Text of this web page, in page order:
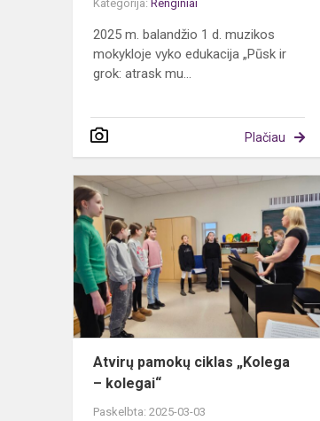
Kategorija: Renginiai
2025 m. balandžio 1 d. muzikos
mokykloje vyko edukacija „Pūsk ir
grok: atrask mu...
Plačiau
Atvirų pamokų ciklas „Kolega
– kolegai“
Paskelbta: 2025-03-03